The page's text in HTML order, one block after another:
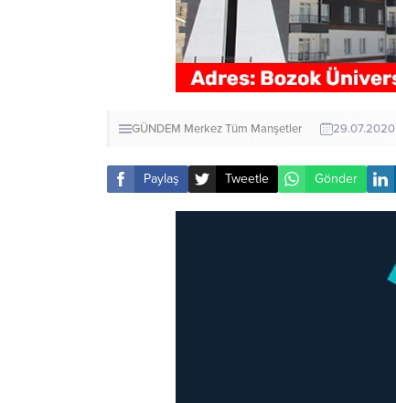
GÜNDEM MerkezTüm Manşetler 29.07.2020
Paylaş Tweetle Gönder